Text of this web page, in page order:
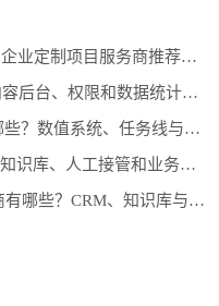
1.2026年上海APP开发公司有哪些？企业定制项目服务商推荐与选型参考
2.数字展厅项目上线后怎么更新？内容后台、权限和数据统计设计
3.2026年上海养成游戏开发公司有哪些？数值系统、任务线与长期运营怎么选
4.企业AI客服与AI Agent怎么落地？知识库、人工接管和业务系统对接流程
5.2026年上海企业AI销售助手服务商有哪些？CRM、知识库与自动跟进怎么选